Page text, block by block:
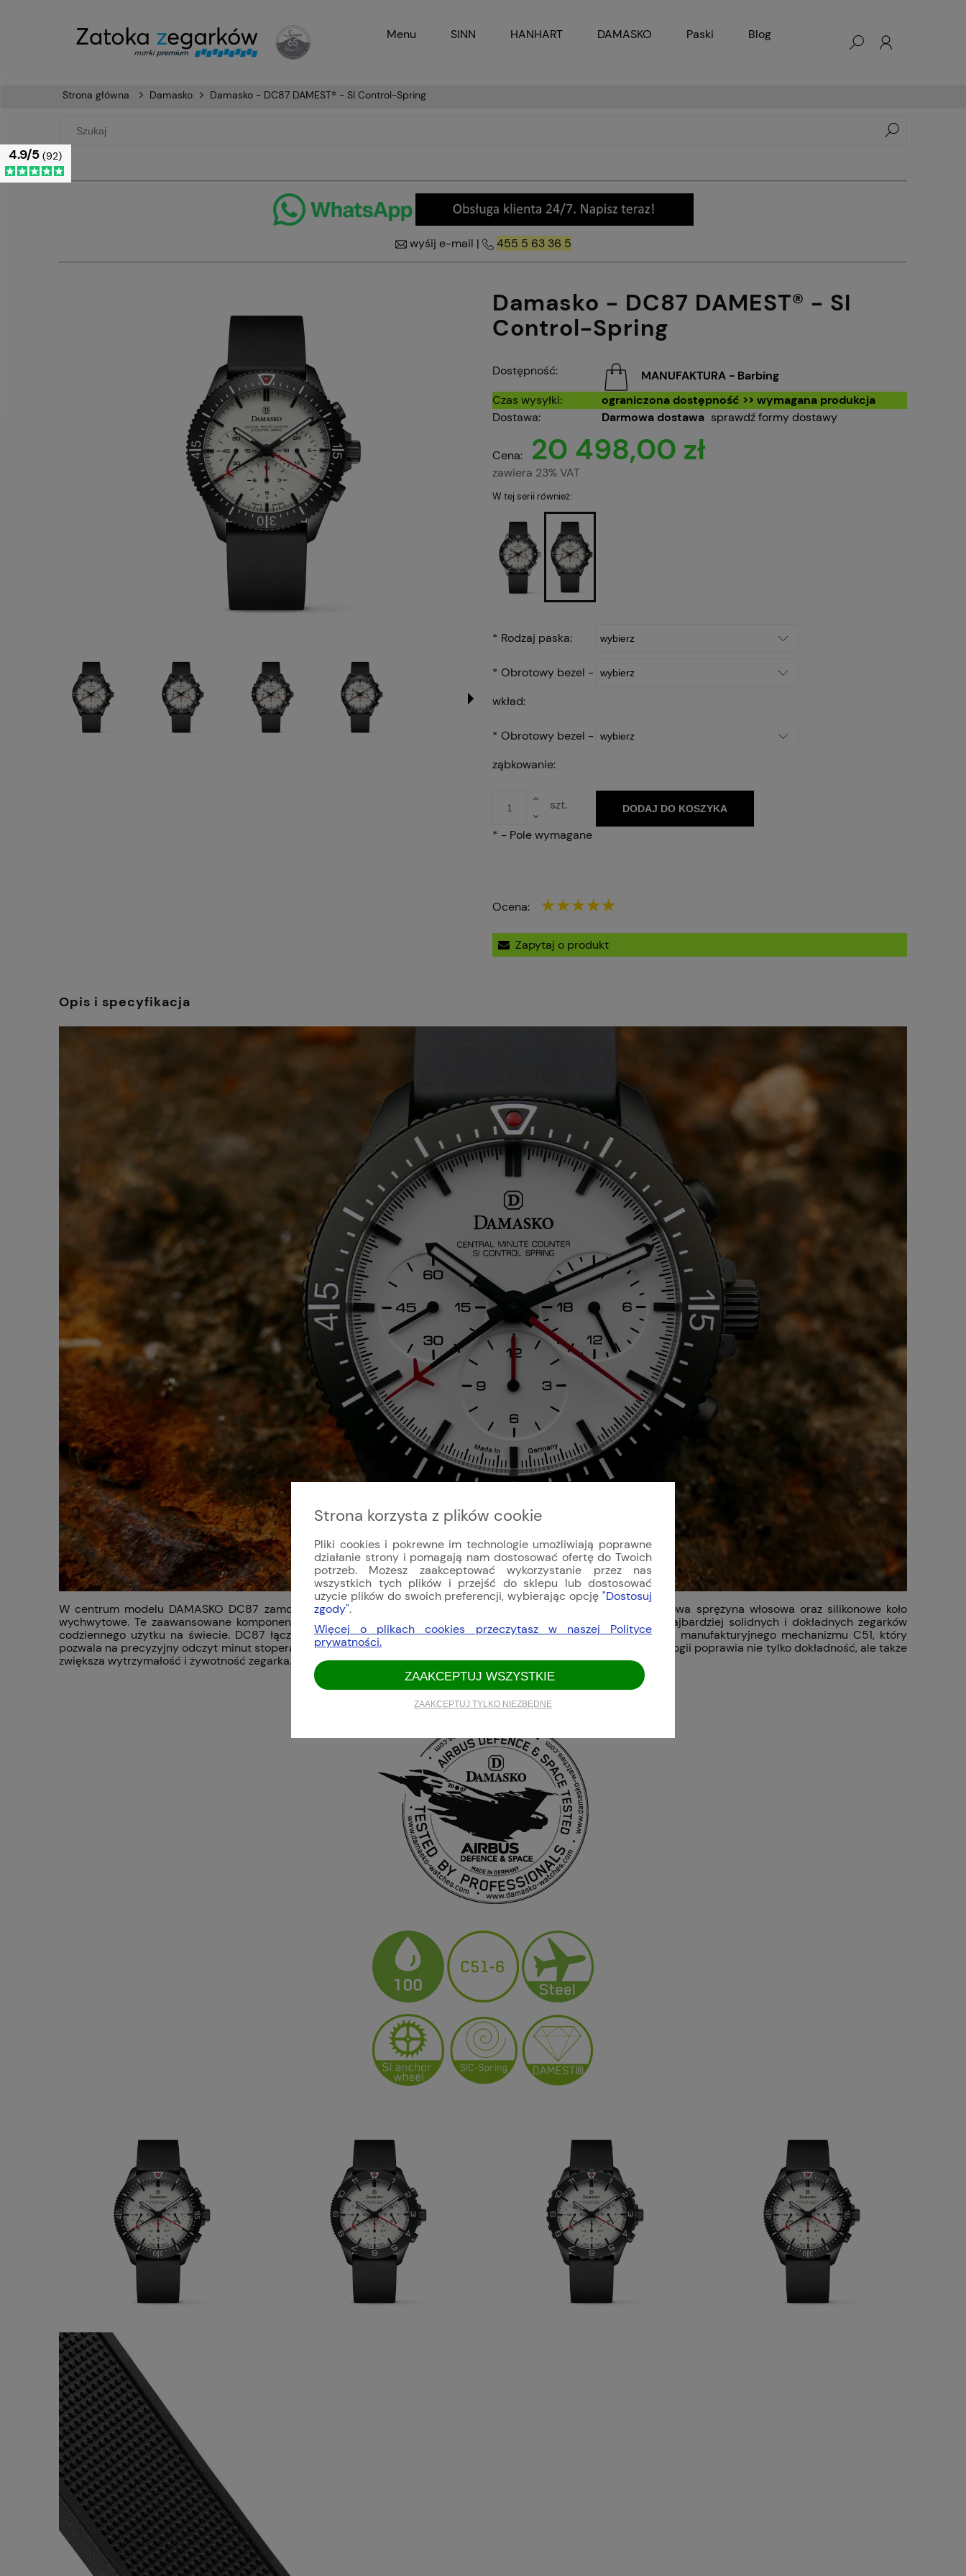
Menu SINN HANHART DAMASKO Paski Blog
Strona główna Damasko Damasko - DC87 DAMEST® - SI Control-Spring
wyśij e-mail | 455 5 63 36 5
Damasko - DC87 DAMEST® - SI
Control-Spring
Dostępność:
MANUFAKTURA - Barbing
Czas wysyłki:
ograniczona dostępność >> wymagana produkcja
Dostawa:
Darmowa dostawa sprawdź formy dostawy
Cena: 20 498,00 zł
zawiera 23% VAT
W tej serii również:
* Rodzaj paska:
* Obrotowy bezel -
wkład:
* Obrotowy bezel -
ząbkowanie:
szt. DODAJ DO KOSZYKA
* - Pole wymagane
Ocena:
Zapytaj o produkt
Opis i specyfikacja
W centrum modelu DAMASKO DC87 zamontowano innowacyjny element SIC-Spring, na który składa się silikonowa sprężyna włosowa oraz silikonowe koło
wychwytowe. Te zaawansowane komponenty mają decydujący wpływ na osiągnięcie przez nas celu tworzenia najbardziej solidnych i dokładnych zegarków
codziennego użytku na świecie. DC87 łączy sprawdzone zalety koperty ze stali nierdzewnej utwardzanej lodem i manufakturyjnego mechanizmu C51, który
pozwala na precyzyjny odczyt minut stopera bezpośrednio ze środka tarczy. Zastosowanie nowej silikonowej technologii poprawia nie tylko dokładność, ale także
zwiększa wytrzymałość i żywotność zegarka.
Strona korzysta z plików cookie
Pliki cookies i pokrewne im technologie umożliwiają poprawne
działanie strony i pomagają nam dostosować ofertę do Twoich
potrzeb. Możesz zaakceptować wykorzystanie przez nas
wszystkich tych plików i przejść do sklepu lub dostosować
użycie plików do swoich preferencji, wybierając opcję "Dostosuj
zgody".
Więcej o plikach cookies przeczytasz w naszej Polityce
prywatności.
ZAAKCEPTUJ TYLKO NIEZBĘDNE
ZAAKCEPTUJ WSZYSTKIE
4.9/5 (92)